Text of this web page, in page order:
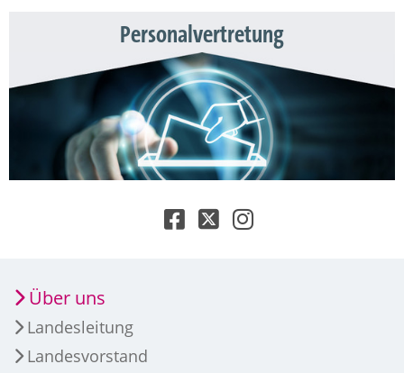
Personalvertretung
Über uns
Landesleitung
Landesvorstand